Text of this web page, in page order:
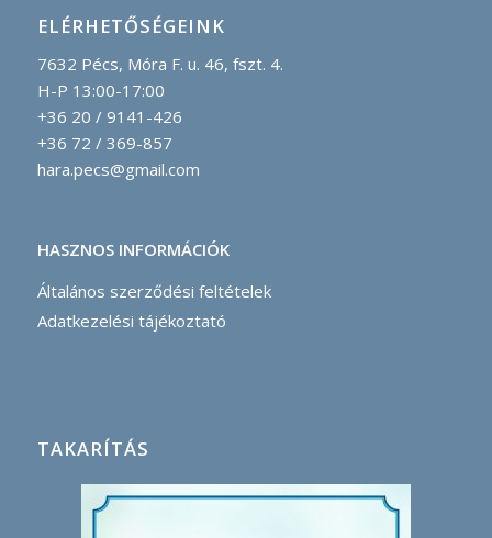
ELÉRHETŐSÉGEINK
7632 Pécs, Móra F. u. 46, fszt. 4.
H-P 13:00-17:00
+36 20 / 9141-426
+36 72 / 369-857
hara.pecs@gmail.com
HASZNOS INFORMÁCIÓK
Általános szerződési feltételek
Adatkezelési tájékoztató
TAKARÍTÁS